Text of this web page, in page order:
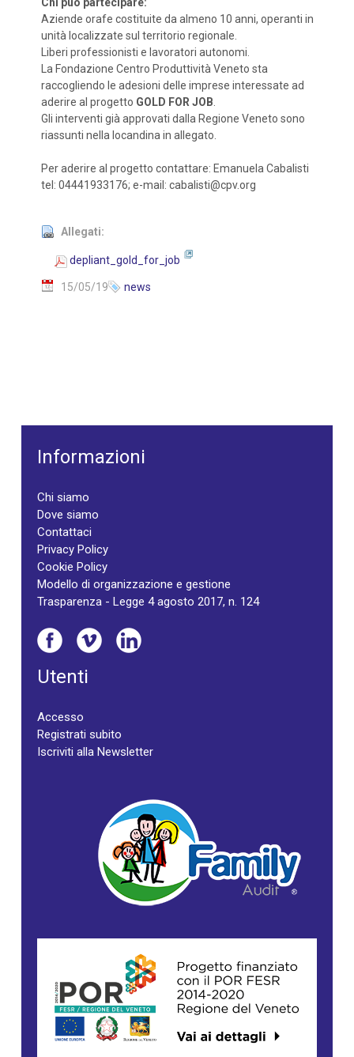
Chi può partecipare:
Aziende orafe costituite da almeno 10 anni, operanti in
unità localizzate sul territorio regionale.
Liberi professionisti e lavoratori autonomi.
La Fondazione Centro Produttività Veneto sta
raccogliendo le adesioni delle imprese interessate ad
aderire al progetto GOLD FOR JOB.
Gli interventi già approvati dalla Regione Veneto sono
riassunti nella locandina in allegato.
Per aderire al progetto contattare: Emanuela Cabalisti
tel: 04441933176; e-mail: cabalisti@cpv.org
Allegati:
depliant_gold_for_job
15/05/19 news
Informazioni
Chi siamo
Dove siamo
Contattaci
Privacy Policy
Cookie Policy
Modello di organizzazione e gestione
Trasparenza - Legge 4 agosto 2017, n. 124
Utenti
Accesso
Registrati subito
Iscriviti alla Newsletter